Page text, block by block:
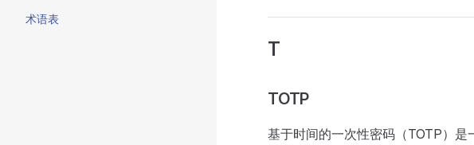
术语表
T
TOTP
基于时间的一次性密码（TOTP）